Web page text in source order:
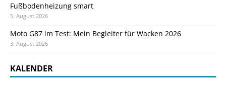
Fußbodenheizung smart
5. August 2026
Moto G87 im Test: Mein Begleiter für Wacken 2026
3. August 2026
KALENDER